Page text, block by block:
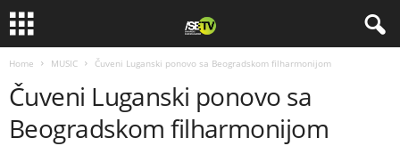
Home MUSIC Čuveni Luganski ponovo sa Beogradskom filharmonijom
Čuveni Luganski ponovo sa
Beogradskom filharmonijom